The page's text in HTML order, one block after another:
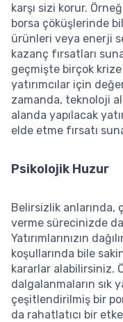
karşı sizi korur.
borsa çöküşlerinde
ürünleri veya enerji
kazanç fırsatları
geçmişte birçok
yatırımcılar için
zamanda, teknoloji
alanda yapılacak
elde etme fırsatı
Psikolojik Huzur
Belirsizlik
verme sürecinizde
Yatırımlarınızın
koşullarında bile
kararlar alabilirsiniz.
dalgalanmaların sık
çeşitlendirilmiş bir
da rahatlatıcı bir